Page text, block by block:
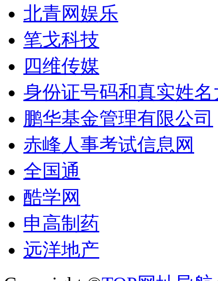
北青网娱乐
笔戈科技
四维传媒
身份证号码和真实姓
鹏华基金管理有限公司
赤峰人事考试信息网
全国通
酷学网
申高制药
远洋地产